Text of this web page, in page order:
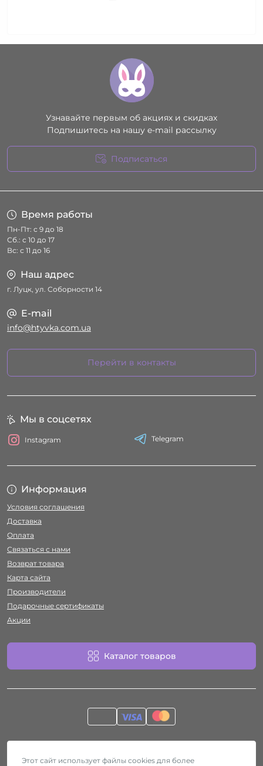
Узнавайте первым об акциях и скидках
Подпишитесь на нашу e-mail рассылку
Подписаться
Время работы
Пн-Пт: с 9 до 18
Сб.: с 10 до 17
Вс: с 11 до 16
Наш адрес
г. Луцк, ул. Соборности 14
E-mail
info@htyvka.com.ua
Перейти в контакты
Информация
Условия соглашения
Доставка
Оплата
Связаться с нами
Возврат товара
Карта сайта
Производители
Подарочные сертификаты
Акции
Каталог товаров
Мы в соцсетях
Instagram Telegram
Секс-шоп Htyvka © 2026
Этот сайт использует файлы cookies для более